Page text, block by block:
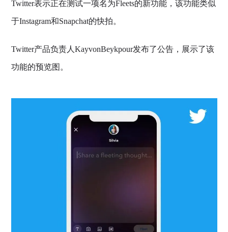
Twitter表示正在测试一项名为Fleets的新功能，该功能类似
于Instagram和Snapchat的快拍。
Twitter产品负责人KayvonBeykpour发布了公告，展示了该
功能的预览图。